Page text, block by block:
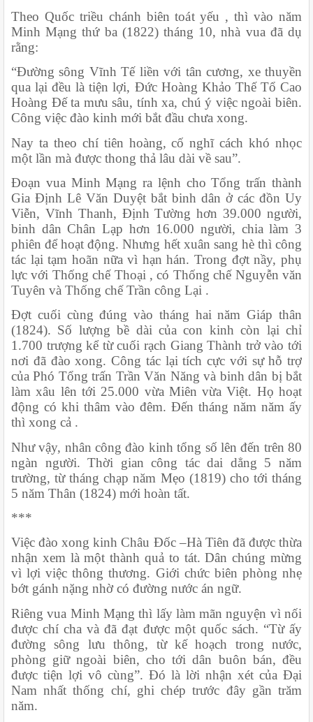
Theo Quốc triều chánh biên toát yếu , thì vào năm
Minh Mạng thứ ba (1822) tháng 10, nhà vua đã dụ
rằng:
“Đường sông Vĩnh Tế liền với tân cương, xe thuyền
qua lại đều là tiện lợi, Đức Hoàng Khảo Thế Tổ Cao
Hoàng Đế ta mưu sâu, tính xa, chú ý việc ngoài biên.
Công việc đào kinh mới bắt đầu chưa xong.
Nay ta theo chí tiên hoàng, cố nghĩ cách khó nhọc
một lần mà được thong thả lâu dài về sau”.
Đoạn vua Minh Mạng ra lệnh cho Tổng trấn thành
Gia Định Lê Văn Duyệt bắt binh dân ở các đồn Uy
Viễn, Vĩnh Thanh, Định Tường hơn 39.000 người,
binh dân Chân Lạp hơn 16.000 người, chia làm 3
phiên để hoạt động. Nhưng hết xuân sang hè thì công
tác lại tạm hoãn nữa vì hạn hán. Trong đợt nầy, phụ
lực với Thống chế Thoại , có Thống chế Nguyễn văn
Tuyên và Thống chế Trần công Lại .
Đợt cuối cùng đúng vào tháng hai năm Giáp thân
(1824). Số lượng bề dài của con kinh còn lại chỉ
1.700 trượng kể từ cuối rạch Giang Thành trở vào tới
nơi đã đào xong. Công tác lại tích cực với sự hỗ trợ
của Phó Tổng trấn Trần Văn Năng và binh dân bị bắt
làm xâu lên tới 25.000 vừa Miên vừa Việt. Họ hoạt
động có khi thâm vào đêm. Đến tháng năm năm ấy
thì xong cả .
Như vậy, nhân công đào kinh tổng số lên đến trên 80
ngàn người. Thời gian công tác dai dẳng 5 năm
trường, từ tháng chạp năm Mẹo (1819) cho tới tháng
5 năm Thân (1824) mới hoàn tất.
***
Việc đào xong kinh Châu Đốc –Hà Tiên đã được thừa
nhận xem là một thành quả to tát. Dân chúng mừng
vì lợi việc thông thương. Giới chức biên phòng nhẹ
bớt gánh nặng nhờ có đường nước án ngữ.
Riêng vua Minh Mạng thì lấy làm mãn nguyện vì nối
được chí cha và đã đạt được một quốc sách. “Từ ấy
đường sông lưu thông, từ kế hoạch trong nước,
phòng giữ ngoài biên, cho tới dân buôn bán, đều
được tiện lợi vô cùng”. Đó là lời nhận xét của Đại
Nam nhất thống chí, ghi chép trước đây gần trăm
năm.